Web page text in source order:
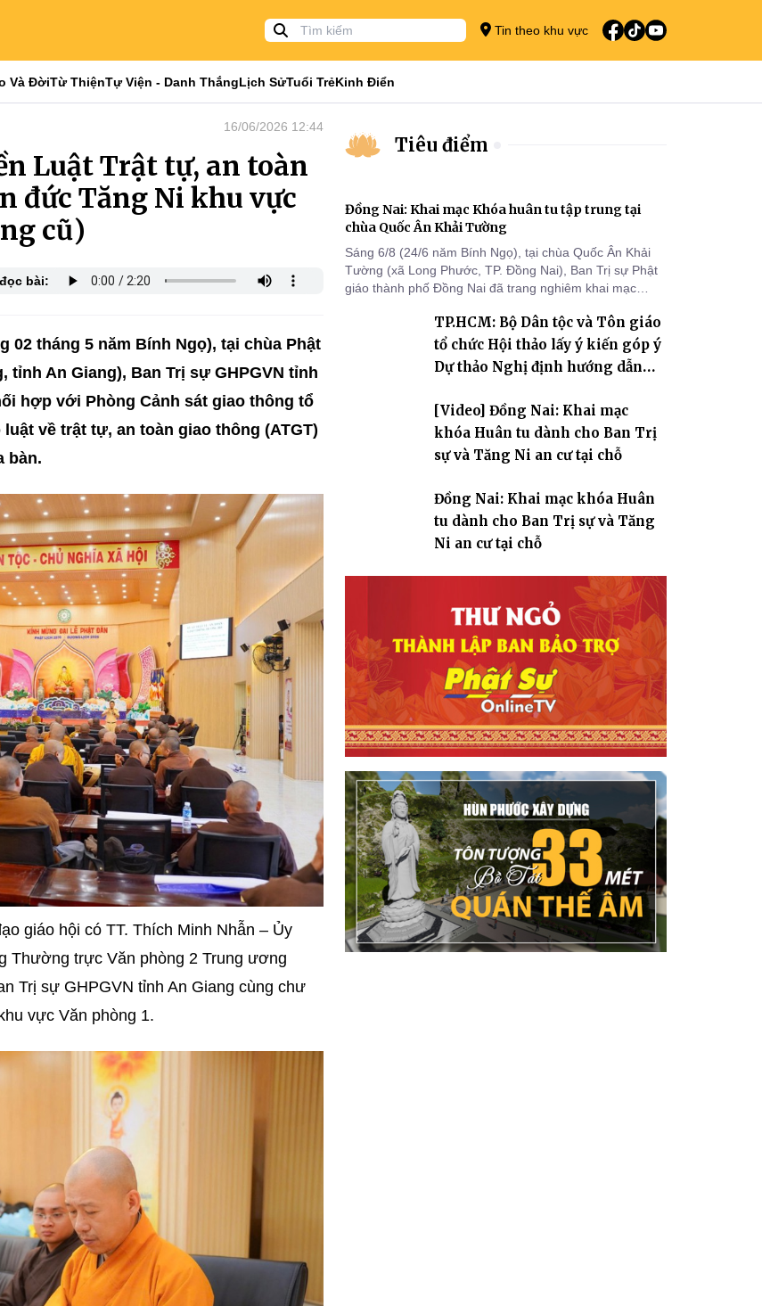
Tin theo khu vực
Và ĐờiTừ ThiệnTự Viện - Danh ThắngLịch SửTuổi TrẻKinh Điển
16/06/2026 12:44
Luật Trật tự, an toàn
đức Tăng Ni khu vực
cũ)
bài:
02 tháng 5 năm Bính Ngọ), tại chùa Phật
An Giang), Ban Trị sự GHPGVN tỉnh
hợp với Phòng Cảnh sát giao thông tổ
về trật tự, an toàn giao thông (ATGT)
bàn.
giáo hội có TT. Thích Minh Nhẫn – Ủy
Thường trực Văn phòng 2 Trung ương
Trị sự GHPGVN tỉnh An Giang cùng chư
vực Văn phòng 1.
Tiêu điểm
Đồng Nai: Khai mạc Khóa huân tu tập trung tại
chùa Quốc Ân Khải Tường
Sáng 6/8 (24/6 năm Bính Ngọ), tại chùa Quốc Ân Khải
Tường (xã Long Phước, TP. Đồng Nai), Ban Trị sự Phật
giáo thành phố Đồng Nai đã trang nghiêm khai mạc
2570 dành cho chư Tăng hành giả an cư tại chỗ khu vực
VII, VIII và trường hạ chùa Quốc Ân Khải Tường.
TP.HCM: Bộ Dân tộc và Tôn giáo
tổ chức Hội thảo lấy ý kiến góp ý
Dự thảo Nghị định hướng dẫn
giáo
[Video] Đồng Nai: Khai mạc
khóa Huân tu dành cho Ban Trị
sự và Tăng Ni an cư tại chỗ
Đồng Nai: Khai mạc khóa Huân
tu dành cho Ban Trị sự và Tăng
Ni an cư tại chỗ